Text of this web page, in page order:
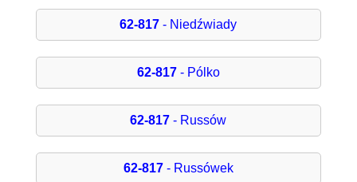
62-817 - Niedźwiady
62-817- Pólko
62-817 - Russów
62-817- Russówek